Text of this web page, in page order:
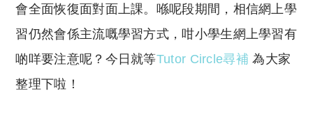
會全面恢復面對面上課。喺呢段期間，相信網上學
習仍然會係主流嘅學習方式，咁小學生網上學習有
啲咩要注意呢？今日就等Tutor Circle尋補 為大家
整理下啦！